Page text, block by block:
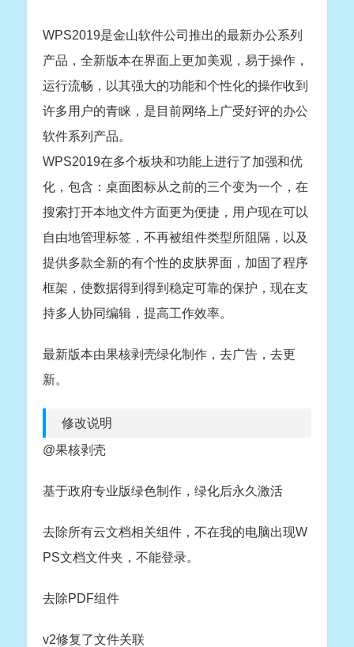
WPS2019是金山软件公司推出的最新办公系列
产品，全新版本在界面上更加美观，易于操作，
运行流畅，以其强大的功能和个性化的操作收到
许多用户的青睐，是目前网络上广受好评的办公
软件系列产品。
WPS2019在多个板块和功能上进行了加强和优
化，包含：桌面图标从之前的三个变为一个，在
搜索打开本地文件方面更为便捷，用户现在可以
自由地管理标签，不再被组件类型所阻隔，以及
提供多款全新的有个性的皮肤界面，加固了程序
框架，使数据得到得到稳定可靠的保护，现在支
持多人协同编辑，提高工作效率。
最新版本由果核剥壳绿化制作，去广告，去更
新。
修改说明
@果核剥壳
基于政府专业版绿色制作，绿化后永久激活
去除所有云文档相关组件，不在我的电脑出现W
PS文档文件夹，不能登录。
去除PDF组件
v2修复了文件关联